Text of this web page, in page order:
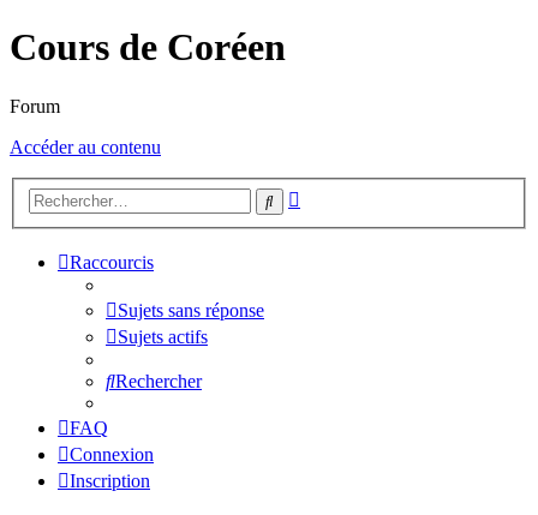
Cours de Coréen
Forum
Accéder au contenu
Rechercher
Raccourcis
Sujets sans réponse
Sujets actifs
Rechercher
FAQ
Connexion
Inscription